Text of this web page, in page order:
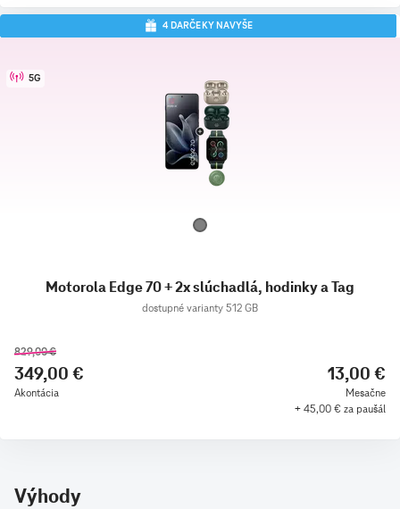
4 DARČEKY NAVYŠE
5G
Motorola Edge 70 + 2x slúchadlá, hodinky a Tag
dostupné varianty 512 GB
829,00 €
349,00 €
Akontácia
13,00 €
Mesačne
+ 45,00 € za paušál
Výhody